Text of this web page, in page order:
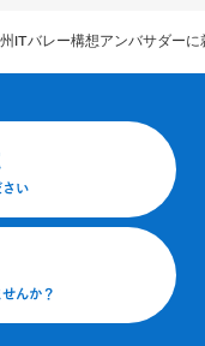
ITバレー構想アンバサダーに
さい
んか？